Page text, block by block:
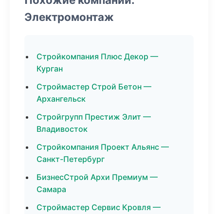
Электромонтаж
Стройкомпания Плюс Декор —
Курган
Строймастер Строй Бетон —
Архангельск
Стройгрупп Престиж Элит —
Владивосток
Стройкомпания Проект Альянс —
Санкт-Петербург
БизнесСтрой Архи Премиум —
Самара
Строймастер Сервис Кровля —